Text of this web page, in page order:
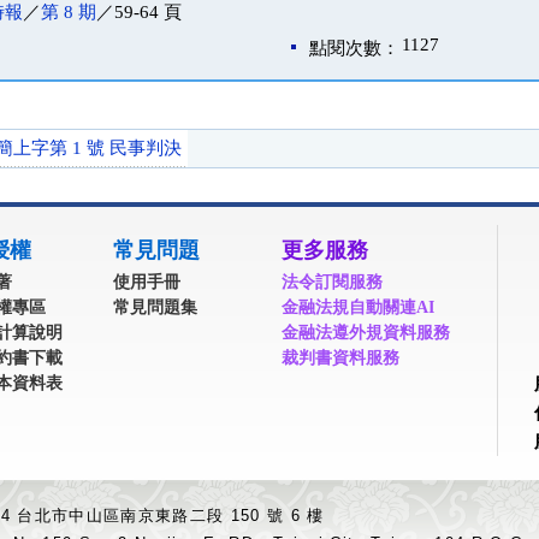
報 ／第 8 期 ／59-64 頁
點閱次數： 1127
上字第 1 號 民事判決
權
專區
算說明
書下載
資料表
常見問題
使用手冊
常見問題集
更多服務
法令訂閱服務
金融法規自動關連AI
金融法遵外規資料服務
裁判書資料服務
台北市中山區南京東路二段 150 號 6 樓